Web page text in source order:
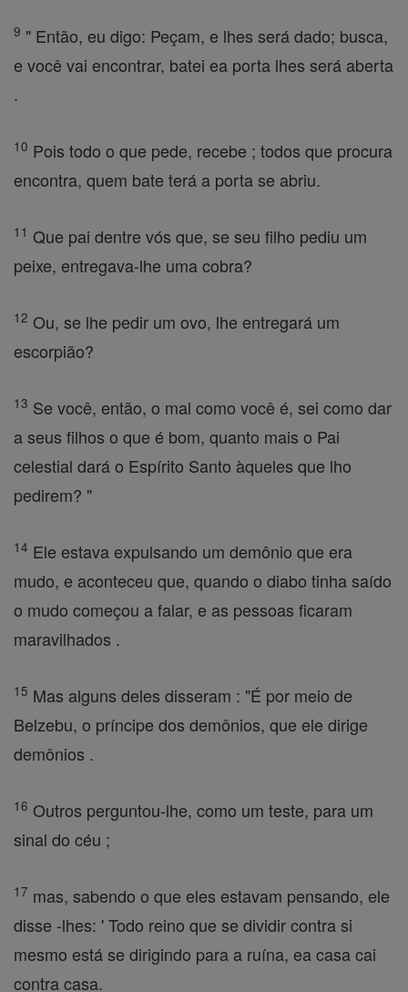
9 " Então, eu digo: Peçam, e lhes será dado; busca,
e você vai encontrar, batei ea porta lhes será aberta
.
10 Pois todo o que pede, recebe ; todos que procura
encontra, quem bate terá a porta se abriu.
11 Que pai dentre vós que, se seu filho pediu um
peixe, entregava-lhe uma cobra?
12 Ou, se lhe pedir um ovo, lhe entregará um
escorpião?
13 Se você, então, o mal como você é, sei como dar
a seus filhos o que é bom, quanto mais o Pai
celestial dará o Espírito Santo àqueles que lho
pedirem? "
14 Ele estava expulsando um demônio que era
mudo, e aconteceu que, quando o diabo tinha saído
o mudo começou a falar, e as pessoas ficaram
maravilhados .
15 Mas alguns deles disseram : "É por meio de
Belzebu, o príncipe dos demônios, que ele dirige
demônios .
16 Outros perguntou-lhe, como um teste, para um
sinal do céu ;
17 mas, sabendo o que eles estavam pensando, ele
disse -lhes: ' Todo reino que se dividir contra si
mesmo está se dirigindo para a ruína, ea casa cai
contra casa.